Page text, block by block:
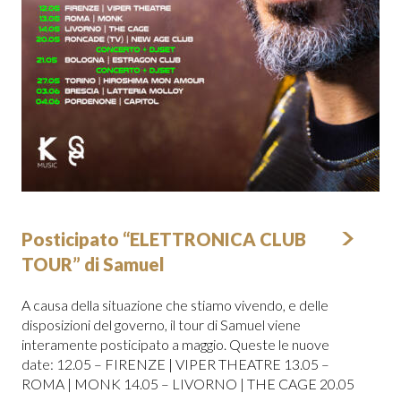
Posticipato “ELETTRONICA CLUB
TOUR” di Samuel
A causa della situazione che stiamo vivendo, e delle
disposizioni del governo, il tour di Samuel viene
interamente posticipato a maggio. Queste le nuove
date: 12.05 – FIRENZE | VIPER THEATRE 13.05 –
ROMA | MONK 14.05 – LIVORNO | THE CAGE 20.05